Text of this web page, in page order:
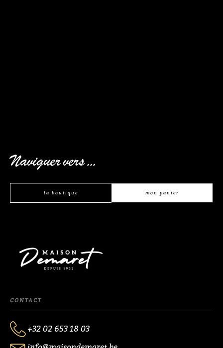
Naviguer vers ...
la boutique mon panier
CONTACT
+32 02 653 18 03